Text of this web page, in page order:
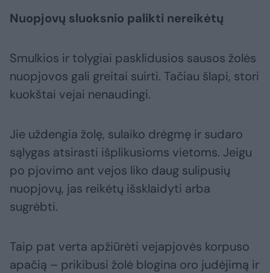
Nuopjovų sluoksnio palikti nereikėtų
Smulkios ir tolygiai pasklidusios sausos žolės
nuopjovos gali greitai suirti. Tačiau šlapi, stori
kuokštai vejai nenaudingi.
Jie uždengia žolę, sulaiko drėgmę ir sudaro
sąlygas atsirasti išplikusioms vietoms. Jeigu
po pjovimo ant vejos liko daug sulipusių
nuopjovų, jas reikėtų išsklaidyti arba
sugrėbti.
Taip pat verta apžiūrėti vejapjovės korpuso
apačią – prikibusi žolė blogina oro judėjimą ir